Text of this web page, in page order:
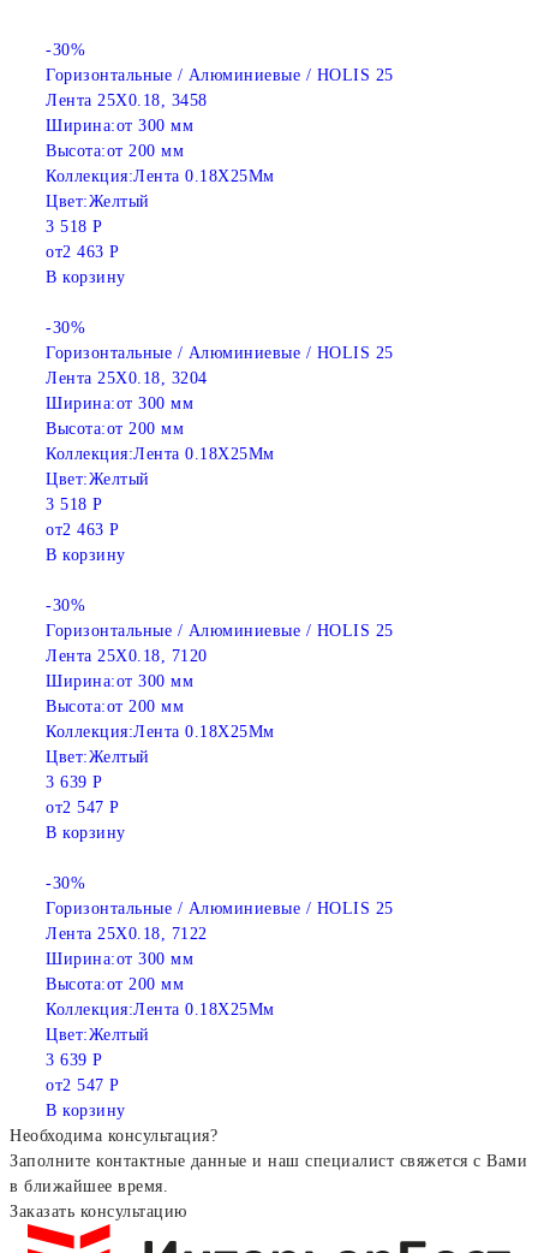
-30%
Горизонтальные / Алюминиевые / HOLIS 25
Лента 25X0.18, 3458
Ширина:от 300 мм
Высота:от 200 мм
Коллекция:Лента 0.18X25Мм
Цвет:Желтый
3 518 Р
от2 463 Р
В корзину
-30%
Горизонтальные / Алюминиевые / HOLIS 25
Лента 25X0.18, 3204
Ширина:от 300 мм
Высота:от 200 мм
Коллекция:Лента 0.18X25Мм
Цвет:Желтый
3 518 Р
от2 463 Р
В корзину
-30%
Горизонтальные / Алюминиевые / HOLIS 25
Лента 25X0.18, 7120
Ширина:от 300 мм
Высота:от 200 мм
Коллекция:Лента 0.18X25Мм
Цвет:Желтый
3 639 Р
от2 547 Р
В корзину
-30%
Горизонтальные / Алюминиевые / HOLIS 25
Лента 25X0.18, 7122
Ширина:от 300 мм
Высота:от 200 мм
Коллекция:Лента 0.18X25Мм
Цвет:Желтый
3 639 Р
от2 547 Р
В корзину
Необходима консультация?
Заполните контактные данные и наш специалист свяжется с Вами
в ближайшее время.
Заказать консультацию